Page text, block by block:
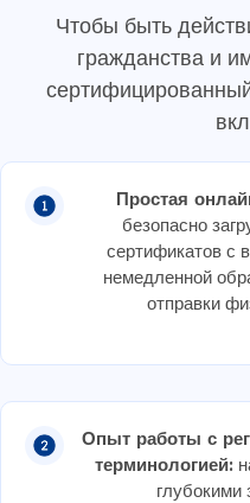
Чтобы быть
гражданства и
Простая
безопасно
сертификатов с
немедленной
отправки
Опыт работы с
терминологией:
глубокими